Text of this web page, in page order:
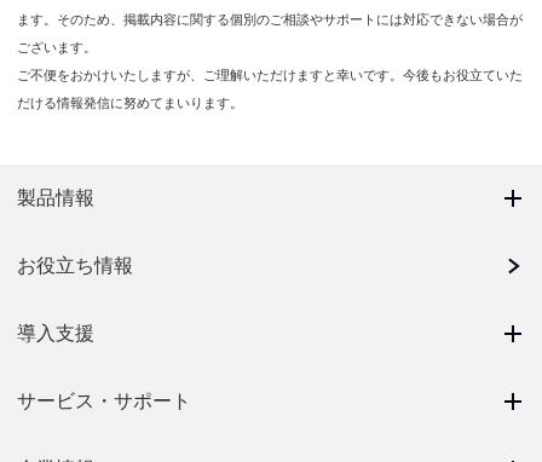
ます。そのため、掲載内容に関する個別のご相談やサポートには対応できない場合が
ございます。
ご不便をおかけいたしますが、ご理解いただけますと幸いです。今後もお役立ていた
だける情報発信に努めてまいります。
製品情報
お役立ち情報
導入支援
サービス・サポート